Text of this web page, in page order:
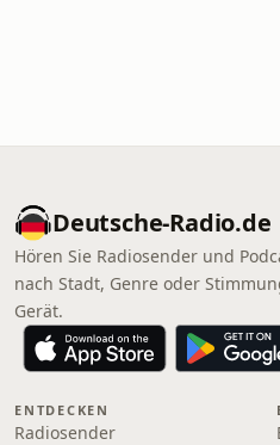
Deutsche-Radio.de
Hören Sie Radiosender und
nach Stadt, Genre oder
Gerät.
ENTDECKEN
Radiosender